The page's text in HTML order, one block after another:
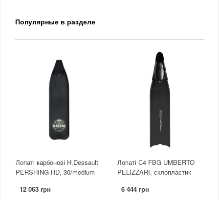
Популярные в разделе
Лопаті карбонові H.Dessault
PERSHING HD, 30/medium
12 063 грн
Лопаті C4 FBG UMBERTO
PELIZZARI, склопластик
6 444 грн